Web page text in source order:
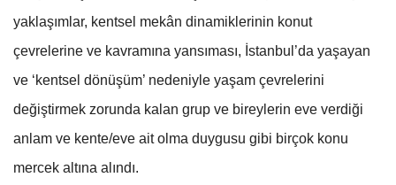
yaklaşımlar, kentsel mekân dinamiklerinin konut
çevrelerine ve kavramına yansıması, İstanbul’da yaşayan
ve ‘kentsel dönüşüm’ nedeniyle yaşam çevrelerini
değiştirmek zorunda kalan grup ve bireylerin eve verdiği
anlam ve kente/eve ait olma duygusu gibi birçok konu
mercek altına alındı.